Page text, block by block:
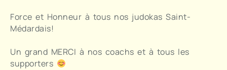
Force et Honneur à tous nos judokas Saint-
Médardais!
Un grand MERCI à nos coachs et à tous les
supporters